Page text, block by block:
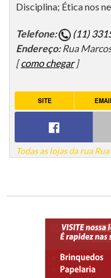
Disciplina; Ética nos
Telefone:
(11)
Endereço: Rua
[como chegar]
SITE
Todas as lojas da rua